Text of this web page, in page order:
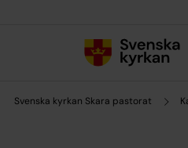
Svenska kyrkan Skara pastorat